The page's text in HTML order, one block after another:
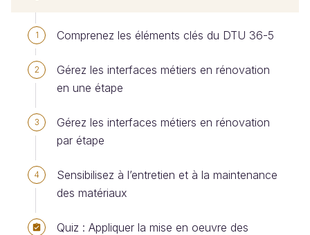
1 Comprenez les éléments clés du DTU 36-5
2
Gérez les interfaces métiers en rénovation
en une étape
3
Gérez les interfaces métiers en rénovation
par étape
4
Sensibilisez à l’entretien et à la maintenance
des matériaux
Quiz : Appliquer la mise en oeuvre des